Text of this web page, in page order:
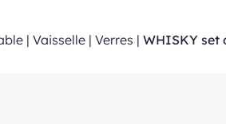
| Vaisselle | Verres | WHISKY set